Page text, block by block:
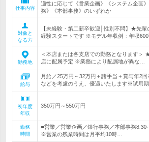
仕事内容
適性に応じて《営業企画》《システム企画
務》《本部事務》のいずれか
対象と
なる方
【未経験・第二新卒歓迎│性別不問】★先輩
経験スタートです ※モデル年収例：年収600
勤務地
＜本店または各支店での勤務となります＞
店に配属予定 ※業務により配属地が異な…
給与
月給／25万円～32万円＋諸手当＋賞与年2
などを考慮のうえ、優遇いたします※試用
初年度
年収
350万円～550万円
勤務
時間
■営業／営業企画／銀行事務／本部事務8:30
※営業の残業時間は月平均10時…